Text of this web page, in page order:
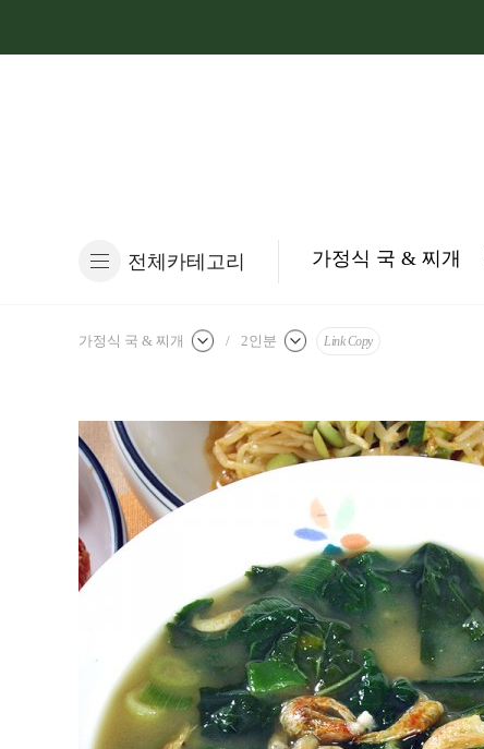
전체카테고리 가정식 국 & 찌개
가정식 국 & 찌개 / 2인분 Link Copy